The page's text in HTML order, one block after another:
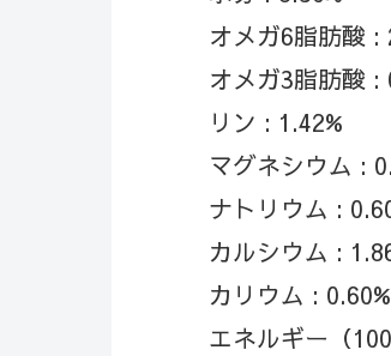
オメガ6脂肪酸 :
オメガ3脂肪酸 :
リン : 1.42%
マグネシウム :
ナトリウム :
カルシウム :
カリウム : 0.60%
エネルギー（